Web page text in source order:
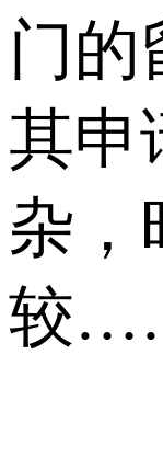
门的
其申
杂，
较